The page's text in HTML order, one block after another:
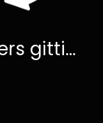
gitti...